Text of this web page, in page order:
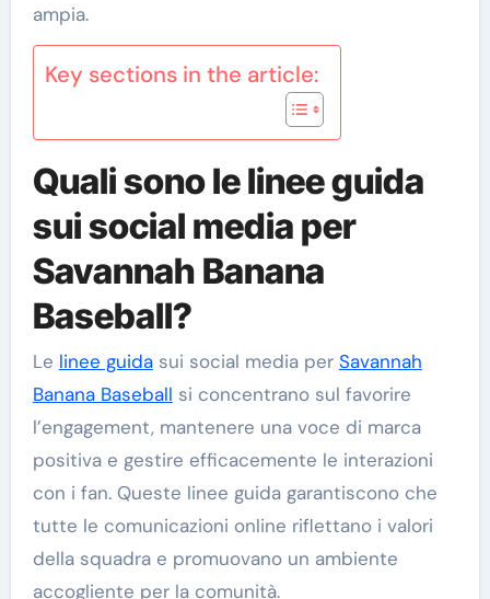
ampia.
Key sections in the article:
Quali sono le linee guida
sui social media per
Savannah Banana
Baseball?
Le linee guidasui social media per Savannah
Banana Baseball si concentrano sul favorire
l’engagement, mantenere una voce di marca
positiva e gestire efficacemente le interazioni
con i fan. Queste linee guida garantiscono che
tutte le comunicazioni online riflettano i valori
della squadra e promuovano un ambiente
accogliente per la comunità.